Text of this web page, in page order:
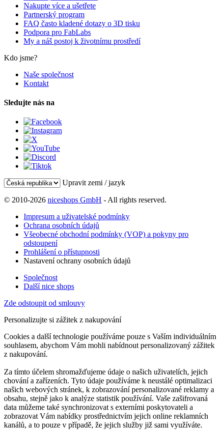
Nakupte více a ušetřete
Partnerský program
FAQ často kladené dotazy o 3D tisku
Podpora pro FabLabs
My a náš postoj k životnímu prostředí
Kdo jsme?
Naše společnost
Kontakt
Sledujte nás na
Upravit zemi / jazyk
© 2010-2026 niceshops GmbH - All rights reserved.
Impresum a uživatelské podmínky
Ochrana osobních údajů
Všeobecné obchodní podmínky (VOP) a pokyny pro
odstoupení
Prohlášení o přístupnosti
Nastavení ochrany osobních údajů
Společnost
Další nice shops
Zde odstoupit od smlouvy
Personalizujte si zážitek z nakupování
Cookies a další technologie používáme pouze s Vaším individuálním
souhlasem, abychom Vám mohli nabídnout personalizovaný zážitek
z nakupování.
Za tímto účelem shromažďujeme údaje o našich uživatelích, jejich
chování a zařízeních. Tyto údaje používáme k neustálé optimalizaci
našich webových stránek, k zobrazování personalizované reklamy a
obsahu, stejně jako k analýze statistik používání. Vaše zašifrovaná
data můžeme také synchronizovat s externími poskytovateli a
zobrazovat Vám nabídky prostřednictvím jejich online reklamních
kanálů, a to pouze v případě, že jejich služby již sami využíváte.